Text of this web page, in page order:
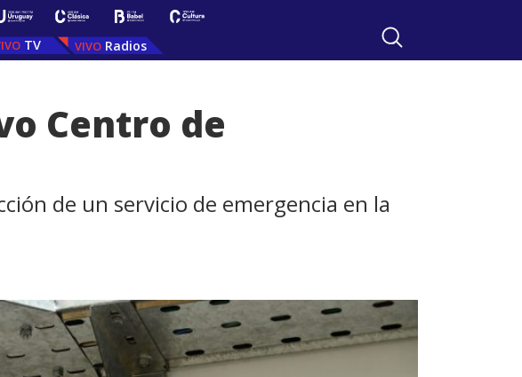
TV Radios
Centro de
de un servicio de emergencia en la